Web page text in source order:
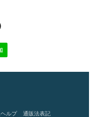
ルプ 通販法表記